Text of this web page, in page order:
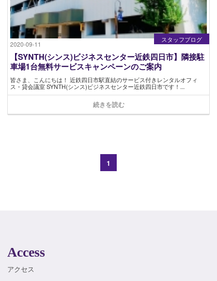
2020-09-11
スタッフブログ
【SYNTH(シンス)ビジネスセンター近鉄四日市】隣接駐
車場1台無料サービスキャンペーンのご案内
皆さま、こんにちは！ 近鉄四日市駅直結のサービス付きレンタルオフィ
ス・貸会議室 SYNTH(シンス)ビジネスセンター近鉄四日市です！...
続きを読む
1
Access
アクセス